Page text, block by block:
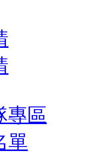
專區
單